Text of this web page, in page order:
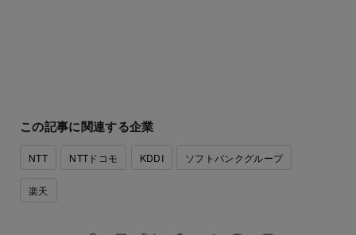
この記事に関連する企業
NTT NTTドコモ KDDI ソフトバンクグループ
楽天